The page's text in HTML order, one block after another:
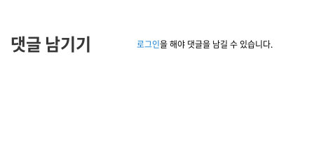
댓글 남기기 로그인을 해야 댓글을 남길 수 있습니다.